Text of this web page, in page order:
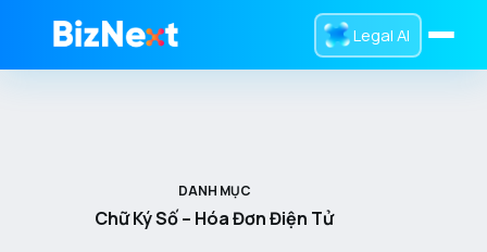
Legal AI
DANH MỤC
Chữ Ký Số – Hóa Đơn Điện Tử